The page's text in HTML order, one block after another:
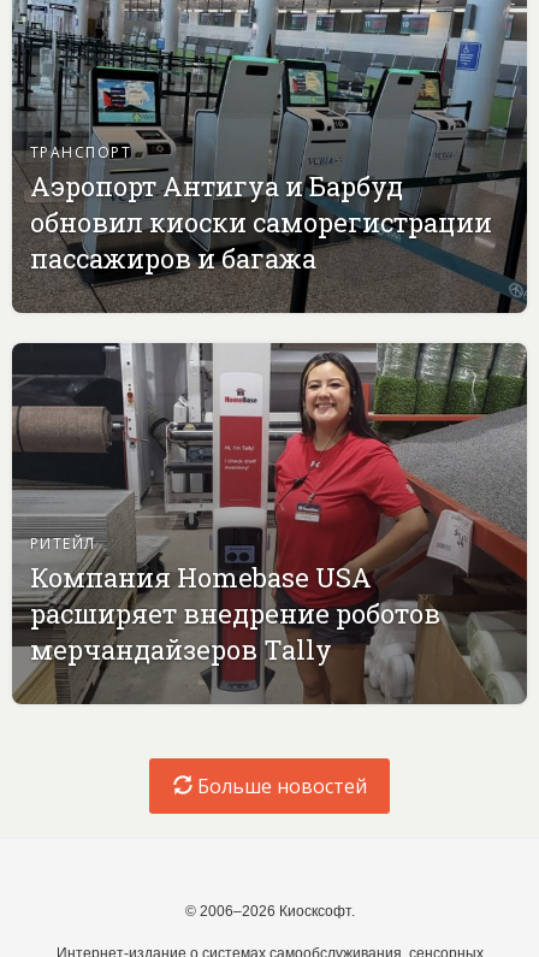
ТРАНСПОРТ
Аэропорт Антигуа и Барбуд
обновил киоски саморегистрации
пассажиров и багажа
РИТЕЙЛ
Компания Homebase USA
расширяет внедрение роботов
мерчандайзеров Tally
Больше новостей
© 2006–2026 Киосксофт.
Интернет-издание о системах самообслуживания, сенсорных